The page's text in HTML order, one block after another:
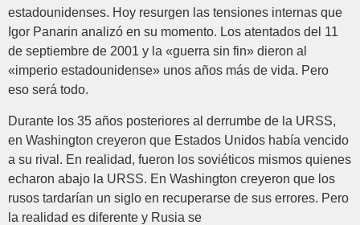
estadounidenses. Hoy resurgen las tensiones internas que
Igor Panarin analizó en su momento. Los atentados del 11
de septiembre de 2001 y la «guerra sin fin» dieron al
«imperio estadounidense» unos años más de vida. Pero
eso será todo.
Durante los 35 años posteriores al derrumbe de la URSS,
en Washington creyeron que Estados Unidos había vencido
a su rival. En realidad, fueron los soviéticos mismos quienes
echaron abajo la URSS. En Washington creyeron que los
rusos tardarían un siglo en recuperarse de sus errores. Pero
la realidad es diferente y Rusia se